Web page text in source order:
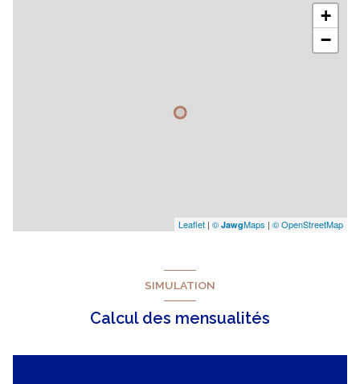
+
−
Leaflet | © JawgMaps | © OpenStreetMap
SIMULATION
Calcul des mensualités